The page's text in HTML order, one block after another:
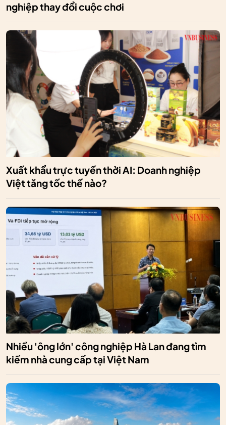
nghiệp thay đổi cuộc chơi
Xuất khẩu trực tuyến thời AI: Doanh nghiệp
Việt tăng tốc thế nào?
Nhiều 'ông lớn' công nghiệp Hà Lan đang tìm
kiếm nhà cung cấp tại Việt Nam